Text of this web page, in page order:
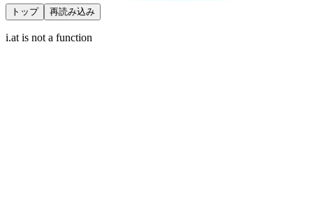
トップ 再読み込み
i.at is not a function